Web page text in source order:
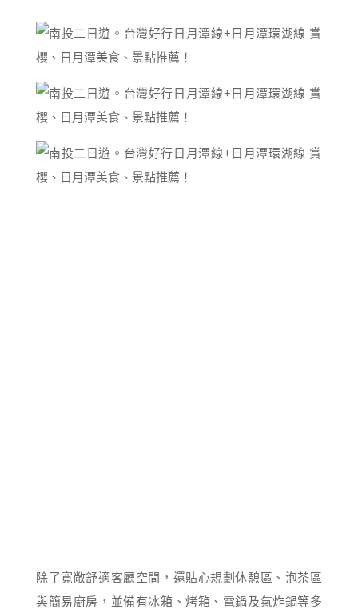
除了寬敞舒適客廳空間，還貼心規劃休憩區、泡茶區
與簡易廚房，並備有冰箱、烤箱、電鍋及氣炸鍋等多